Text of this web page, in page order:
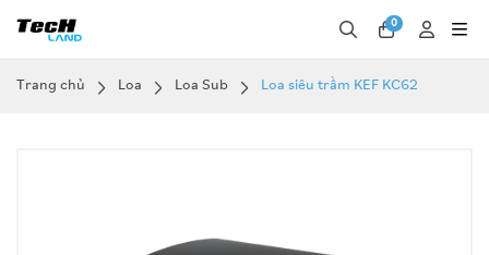
0
Trang chủ Loa Loa Sub Loa siêu trầm KEF KC62